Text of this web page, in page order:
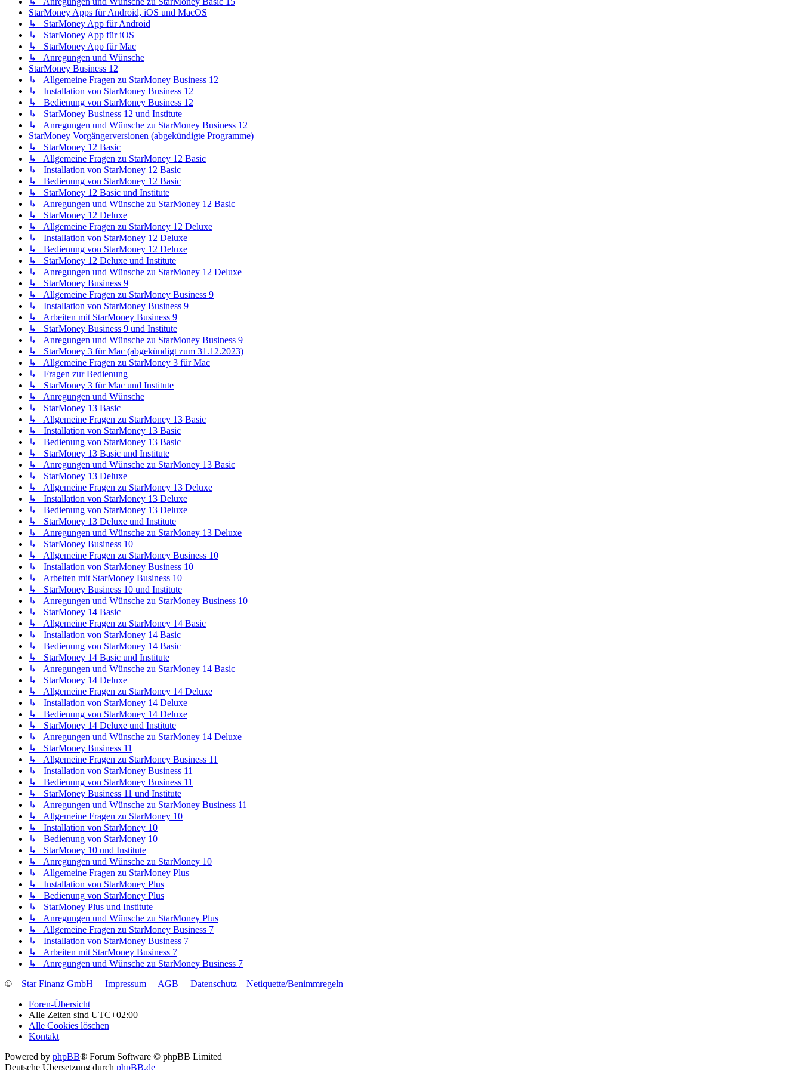
StarMoney Apps für Android, iOS und MacOS
↳ StarMoney App für Android
↳ StarMoney App für iOS
↳ StarMoney App für Mac
↳ Anregungen und Wünsche
StarMoney Business 12
↳ Allgemeine Fragen zu StarMoney Business 12
↳ Installation von StarMoney Business 12
↳ Bedienung von StarMoney Business 12
↳ StarMoney Business 12 und Institute
↳ Anregungen und Wünsche zu StarMoney Business 12
StarMoney Vorgängerversionen (abgekündigte Programme)
↳ StarMoney 12 Basic
↳ Allgemeine Fragen zu StarMoney 12 Basic
↳ Installation von StarMoney 12 Basic
↳ Bedienung von StarMoney 12 Basic
↳ StarMoney 12 Basic und Institute
↳ Anregungen und Wünsche zu StarMoney 12 Basic
↳ StarMoney 12 Deluxe
↳ Allgemeine Fragen zu StarMoney 12 Deluxe
↳ Installation von StarMoney 12 Deluxe
↳ Bedienung von StarMoney 12 Deluxe
↳ StarMoney 12 Deluxe und Institute
↳ Anregungen und Wünsche zu StarMoney 12 Deluxe
↳ StarMoney Business 9
↳ Allgemeine Fragen zu StarMoney Business 9
↳ Installation von StarMoney Business 9
↳ Arbeiten mit StarMoney Business 9
↳ StarMoney Business 9 und Institute
↳ Anregungen und Wünsche zu StarMoney Business 9
↳ StarMoney 3 für Mac (abgekündigt zum 31.12.2023)
↳ Allgemeine Fragen zu StarMoney 3 für Mac
↳ Fragen zur Bedienung
↳ StarMoney 3 für Mac und Institute
↳ Anregungen und Wünsche
↳ StarMoney 13 Basic
↳ Allgemeine Fragen zu StarMoney 13 Basic
↳ Installation von StarMoney 13 Basic
↳ Bedienung von StarMoney 13 Basic
↳ StarMoney 13 Basic und Institute
↳ Anregungen und Wünsche zu StarMoney 13 Basic
↳ StarMoney 13 Deluxe
↳ Allgemeine Fragen zu StarMoney 13 Deluxe
↳ Installation von StarMoney 13 Deluxe
↳ Bedienung von StarMoney 13 Deluxe
↳ StarMoney 13 Deluxe und Institute
↳ Anregungen und Wünsche zu StarMoney 13 Deluxe
↳ StarMoney Business 10
↳ Allgemeine Fragen zu StarMoney Business 10
↳ Installation von StarMoney Business 10
↳ Arbeiten mit StarMoney Business 10
↳ StarMoney Business 10 und Institute
↳ Anregungen und Wünsche zu StarMoney Business 10
↳ StarMoney 14 Basic
↳ Allgemeine Fragen zu StarMoney 14 Basic
↳ Installation von StarMoney 14 Basic
↳ Bedienung von StarMoney 14 Basic
↳ StarMoney 14 Basic und Institute
↳ Anregungen und Wünsche zu StarMoney 14 Basic
↳ StarMoney 14 Deluxe
↳ Allgemeine Fragen zu StarMoney 14 Deluxe
↳ Installation von StarMoney 14 Deluxe
↳ Bedienung von StarMoney 14 Deluxe
↳ StarMoney 14 Deluxe und Institute
↳ Anregungen und Wünsche zu StarMoney 14 Deluxe
↳ StarMoney Business 11
↳ Allgemeine Fragen zu StarMoney Business 11
↳ Installation von StarMoney Business 11
↳ Bedienung von StarMoney Business 11
↳ StarMoney Business 11 und Institute
↳ Anregungen und Wünsche zu StarMoney Business 11
↳ Allgemeine Fragen zu StarMoney 10
↳ Installation von StarMoney 10
↳ Bedienung von StarMoney 10
↳ StarMoney 10 und Institute
↳ Anregungen und Wünsche zu StarMoney 10
↳ Allgemeine Fragen zu StarMoney Plus
↳ Installation von StarMoney Plus
↳ Bedienung von StarMoney Plus
↳ StarMoney Plus und Institute
↳ Anregungen und Wünsche zu StarMoney Plus
↳ Allgemeine Fragen zu StarMoney Business 7
↳ Installation von StarMoney Business 7
↳ Arbeiten mit StarMoney Business 7
↳ Anregungen und Wünsche zu StarMoney Business 7
©
Star Finanz GmbH Impressum AGB Datenschutz
Netiquette/Benimmregeln
Foren-Übersicht
Alle Zeiten sind UTC+02:00
Alle Cookies löschen
Kontakt
Powered by phpBB® Forum Software © phpBB Limited
Deutsche Übersetzung durch phpBB.de